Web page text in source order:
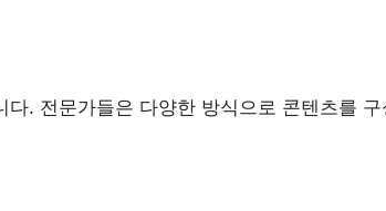
. 전문가들은 다양한 방식으로 콘텐츠를 구